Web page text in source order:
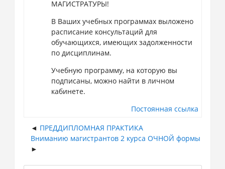
МАГИСТРАТУРЫ!
В Ваших учебных программах выложено
расписание консультаций для
обучающихся, имеющих задолженности
по дисциплинам.
Учебную программу, на которую вы
подписаны, можно найти в личном
кабинете.
Постоянная ссылка
ПРЕДДИПЛОМНАЯ ПРАКТИКА
Вниманию магистрантов 2 курса ОЧНОЙ формы